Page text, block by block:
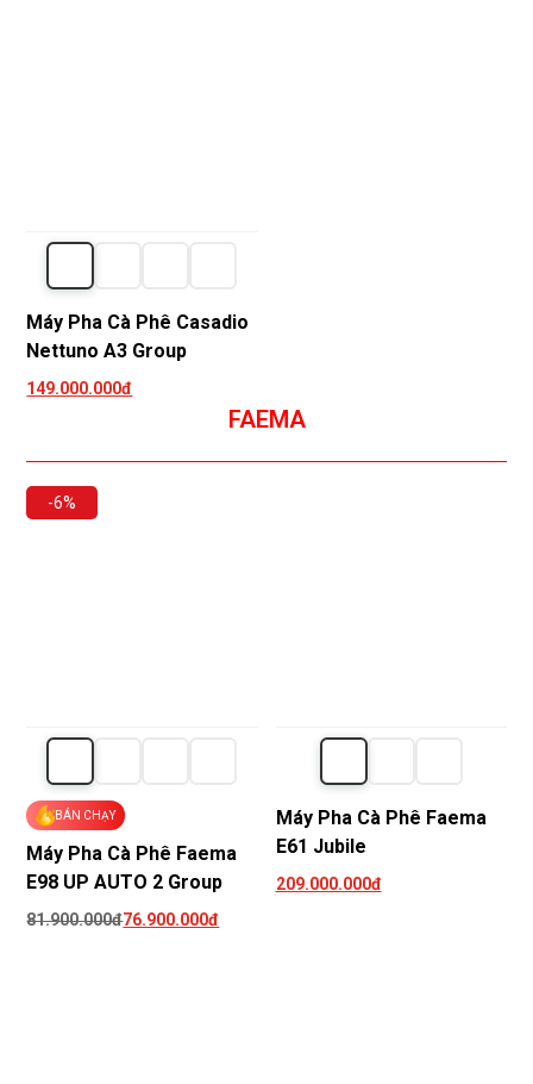
Máy Pha Cà Phê Casadio
Nettuno A3 Group
149.000.000đ
FAEMA
-6%
BÁN CHẠY
Máy Pha Cà Phê Faema
E98 UP AUTO 2 Group
81.900.000đ76.900.000đ
Máy Pha Cà Phê Faema
E61 Jubile
209.000.000đ